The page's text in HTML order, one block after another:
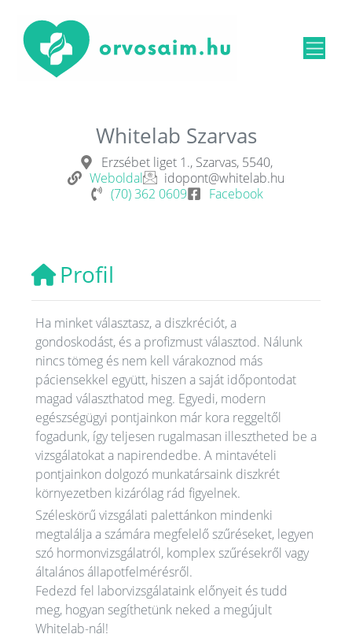
Whitelab Szarvas
Erzsébet liget 1., Szarvas, 5540,
Weboldal
idopont@whitelab.hu
(70) 362 0609
Facebook
Profil
Ha minket választasz, a diszkréciót, a
gondoskodást, és a profizmust választod. Nálunk
nincs tömeg és nem kell várakoznod más
páciensekkel együtt, hiszen a saját időpontodat
magad választhatod meg. Egyedi, modern
egészségügyi pontjainkon már kora reggeltől
fogadunk, így teljesen rugalmasan illesztheted be a
vizsgálatokat a napirendedbe. A mintavételi
pontjainkon dolgozó munkatársaink diszkrét
környezetben kizárólag rád figyelnek.
Széleskörű vizsgálati palettánkon mindenki
megtalálja a számára megfelelő szűréseket, legyen
szó hormonvizsgálatról, komplex szűrésekről vagy
általános állapotfelmérésről.
Fedezd fel laborvizsgálataink előnyeit és tudd
meg, hogyan segíthetünk neked a megújult
Whitelab-nál!